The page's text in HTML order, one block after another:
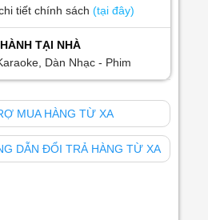
tiết chính sách (tại đây)
TẠI NHÀ
Dàn Nhạc - Phim
MUA HÀNG TỪ XA
DẪN ĐỔI TRẢ HÀNG TỪ XA